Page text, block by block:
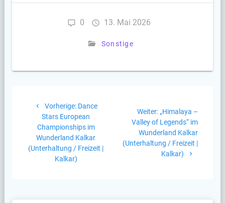
0 13. Mai 2026
Sonstige
Vorherige: Vorheriger
Beitrag:
Dance
Stars European
Championships im
Wunderland Kalkar
(Unterhaltung / Freizeit |
Kalkar)
Weiter: Nächster
Beitrag:
„Himalaya –
Valley of Legends“ im
Wunderland Kalkar
(Unterhaltung / Freizeit |
Kalkar)